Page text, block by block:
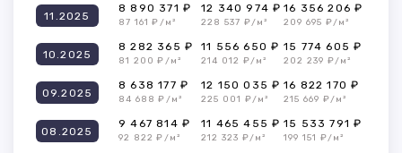
11.2025
8 890 371 ₽
87 161 ₽/м²
12 340 974 ₽
228 537 ₽/м²
16 356 206 ₽
209 695 ₽/м²
10.2025
8 282 365 ₽
81 200 ₽/м²
11 556 650 ₽
214 012 ₽/м²
15 774 605 ₽
202 239 ₽/м²
09.2025
8 638 177 ₽
84 688 ₽/м²
12 150 035 ₽
225 001 ₽/м²
16 822 170 ₽
215 669 ₽/м²
08.2025
9 467 814 ₽
92 822 ₽/м²
11 465 455 ₽
212 323 ₽/м²
15 533 791 ₽
199 151 ₽/м²